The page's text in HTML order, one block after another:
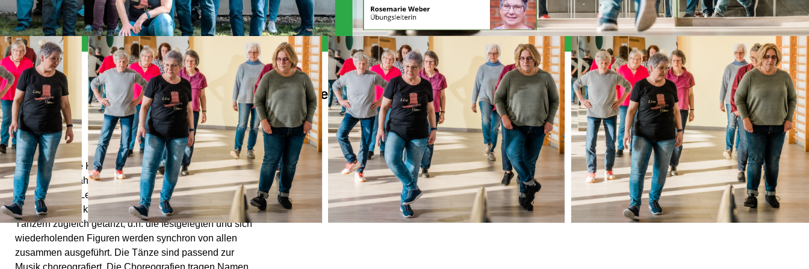
Alles Wichtige auf einen Blick
Allgemein
Der Line-Dance Kurs eignet sich für jeden, der zwei Füße
hat und auf 8 zählen kann. Weitere Voraussetzungen sind
die Freude am Lernen und Lust aufs Tanzen, das Alter
hingegen spielt keine Rolle. Line Dance wird mit allen
Tänzern zugleich getanzt, d.h. die festgelegten und sich
wiederholenden Figuren werden synchron von allen
zusammen ausgeführt. Die Tänze sind passend zur